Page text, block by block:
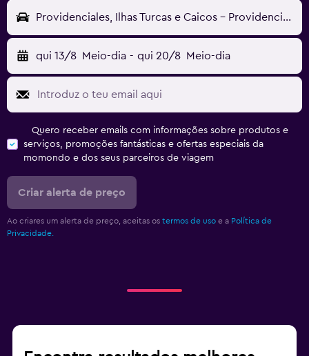
Providenciales, Ilhas Turcas e Caicos - Providenciales (PLS)
qui 13/8 Meio-dia - qui 20/8 Meio-dia
Quero receber emails com informações sobre produtos e
serviços, promoções fantásticas e ofertas especiais da
momondo e dos seus parceiros de viagem
Criar alerta de preço
Ao criares um alerta de preço, aceitas os termos de uso e a Política de
Privacidade.